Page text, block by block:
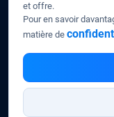
et offre.
Pour en savoir
matière de
D-U-N-S
267 747 610
YOORshop SAS ©
Mentions légales